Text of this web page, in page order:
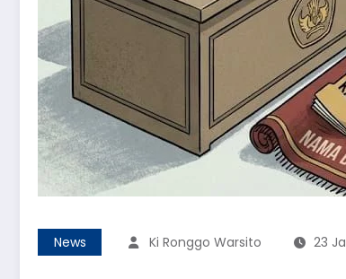
News Ki Ronggo Warsito 23